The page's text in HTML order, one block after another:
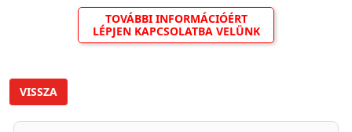
TOVÁBBI INFORMÁCIÓÉRT
LÉPJEN KAPCSOLATBA VELÜNK
VISSZA